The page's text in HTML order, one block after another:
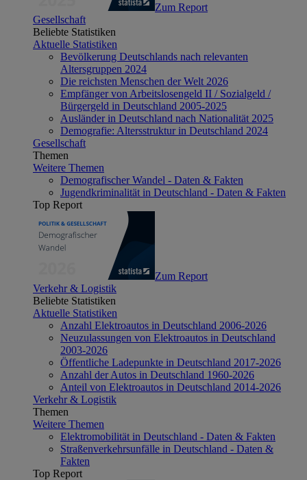
Zum Report
Gesellschaft
Beliebte Statistiken
Aktuelle Statistiken
Bevölkerung Deutschlands nach relevanten
Altersgruppen 2024
Die reichsten Menschen der Welt 2026
Empfänger von Arbeitslosengeld II / Sozialgeld /
Bürgergeld in Deutschland 2005-2025
Ausländer in Deutschland nach Nationalität 2025
Demografie: Altersstruktur in Deutschland 2024
Gesellschaft
Themen
Weitere Themen
Demografischer Wandel - Daten & Fakten
Jugendkriminalität in Deutschland - Daten & Fakten
Top Report
Zum Report
Verkehr & Logistik
Beliebte Statistiken
Aktuelle Statistiken
Anzahl Elektroautos in Deutschland 2006-2026
Neuzulassungen von Elektroautos in Deutschland
2003-2026
Öffentliche Ladepunkte in Deutschland 2017-2026
Anzahl der Autos in Deutschland 1960-2026
Anteil von Elektroautos in Deutschland 2014-2026
Verkehr & Logistik
Themen
Weitere Themen
Elektromobilität in Deutschland - Daten & Fakten
Straßenverkehrsunfälle in Deutschland - Daten &
Fakten
Top Report